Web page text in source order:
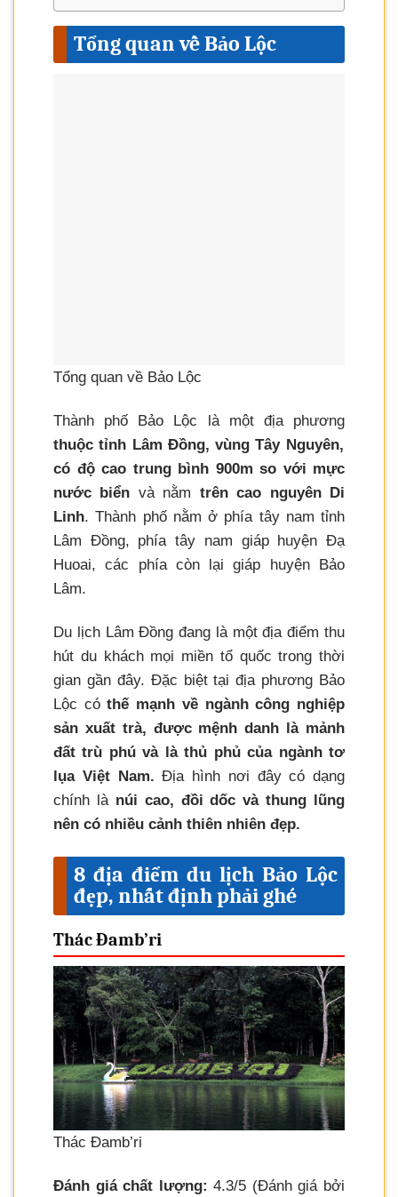
Tổng quan về Bảo Lộc
Tổng quan về Bảo Lộc
Thành phố Bảo Lộc là một địa phương
thuộc tỉnh Lâm Đồng, vùng Tây Nguyên,
có độ cao trung bình 900m so với mực
nước biển và nằm trên cao nguyên Di
Linh. Thành phố nằm ở phía tây nam tỉnh
Lâm Đồng, phía tây nam giáp huyện Đạ
Huoai, các phía còn lại giáp huyện Bảo
Lâm.
Du lịch Lâm Đồng đang là một địa điểm thu
hút du khách mọi miền tổ quốc trong thời
gian gần đây. Đặc biệt tại địa phương Bảo
Lộc cóthế mạnh về ngành công nghiệp
sản xuất trà, được mệnh danh là mảnh
đất trù phú và là thủ phủ của ngành tơ
lụa Việt Nam. Địa hình nơi đây có dạng
chính lànúi cao, đồi dốc và thung lũng
nên có nhiều cảnh thiên nhiên đẹp.
8 địa điểm du lịch Bảo Lộc
đẹp, nhất định phải ghé
Thác Đamb’ri
Thác Đamb’ri
Đánh giá chất lượng: 4.3/5 (Đánh giá bởi